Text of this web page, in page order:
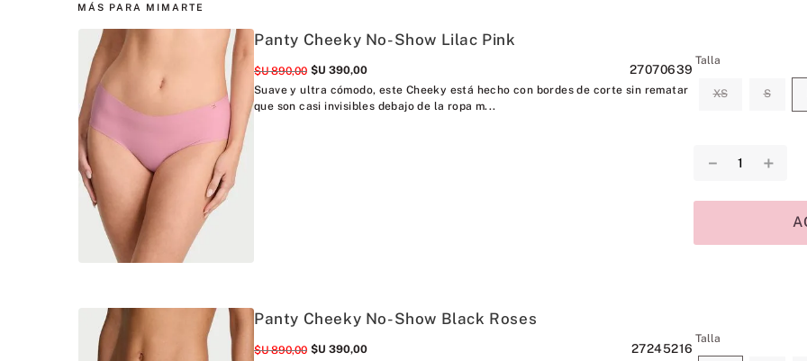
MÁS PARA MIMARTE
Panty Cheeky No-Show Lilac Pink
$U 890,00 $U 390,00 27070639
Suave y ultra cómodo, este Cheeky está hecho con bordes de corte sin rematar
que son casi invisibles debajo de la ropa m...
Talla
XS S
＋
－
Panty Cheeky No-Show Black Roses
$U 890,00 $U 390,00 27245216
Talla